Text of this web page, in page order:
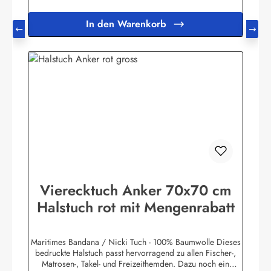
In den Warenkorb
Vierecktuch Anker 70x70 cm
Halstuch rot mit Mengenrabatt
Maritimes Bandana / Nicki Tuch - 100% Baumwolle Dieses
bedruckte Halstuch passt hervorragend zu allen Fischer-,
Matrosen-, Takel- und Freizeithemden. Dazu noch ein